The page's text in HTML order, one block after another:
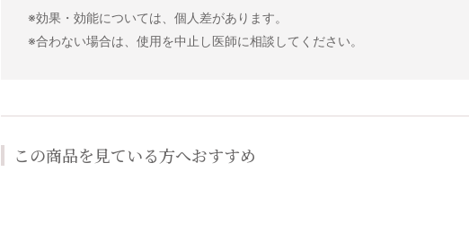
※効果・効能については、個人差があります。
※合わない場合は、使用を中止し医師に相談してください。
この商品を見ている方へおすすめ